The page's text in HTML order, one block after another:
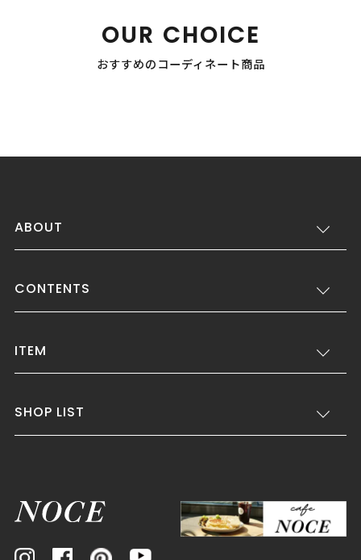
OUR CHOICE
おすすめのコーディネート商品
ABOUT
CONTENTS
ITEM
SHOP LIST